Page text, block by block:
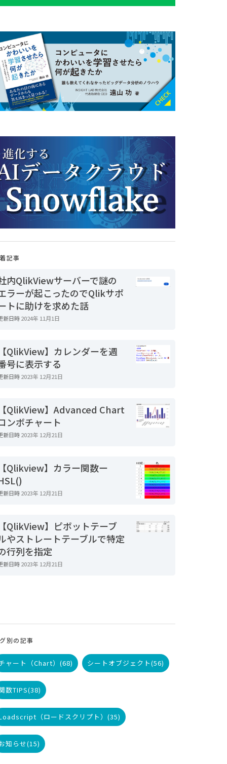
記事
内QlikViewサーバーで謎の
ラーが起こったのでQlikサポ
トに助けを求めた話
新日時2024年 11月1日
QlikView】カレンダーを週
号に表示する
新日時2023年 12月21日
QlikView】Advanced Chart
ンボチャート
新日時2023年 12月21日
Qlikview】カラー関数ー
新日時2023年 12月21日
QlikView】ピボットテーブ
やストレートテーブルで特定
行列を指定
新日時2023年 12月21日
別の記事
ャート（Chart）(68) シートオブジェクト(56)
数TIPS(38)
（ロードスクリプト）(35)
知らせ(15)